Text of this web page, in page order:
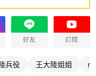
好友 訂閱
兵役 王大陸姐姐